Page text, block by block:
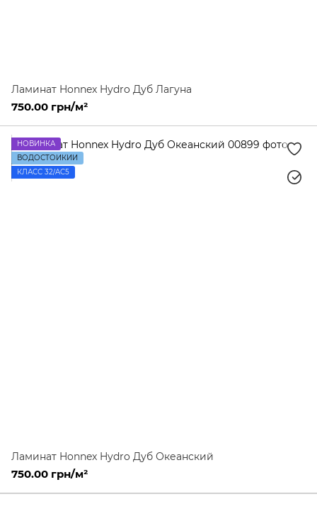
Ламинат Honnex Hydro Дуб Лагуна
750.00 грн/м²
НОВИНКА
ВОДОСТОЙКИЙ
КЛАСС 32/AC5
Ламинат Honnex Hydro Дуб Океанский
750.00 грн/м²